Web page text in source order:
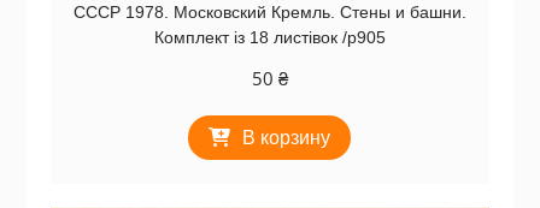
СССР 1978. Московский Кремль. Стены и башни.
Комплект із 18 листівок /р905
50 ₴
В корзину